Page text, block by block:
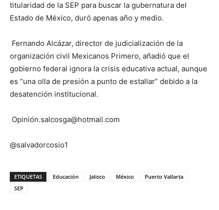
titularidad de la SEP para buscar la gubernatura del
Estado de México, duró apenas año y medio.
Fernando Alcázar, director de judicialización de la
organización civil Mexicanos Primero, añadió que el
gobierno federal ignora la crisis educativa actual, aunque
es “una olla de presión a punto de estallar” debido a la
desatención institucional.
Opinión.salcosga@hotmail.com
@salvadorcosio1
ETIQUETAS Educación Jalisco México
Puerto Vallarta
SEP